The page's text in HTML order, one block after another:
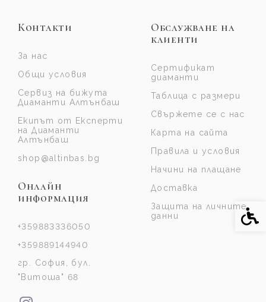
Контакти
За нас
Общи условия
Сервиз на бижута
Диаманти Алтънбаш
Екипът от Експерти
на Диаманти
Алтънбаш
shop@altinbas.bg
Онлайн
информация
+359883336050
+359889144940
гр. София, бул.
"Витоша" 68
Обслужване на
клиенти
Сертификат
диаманти
Таблица с размери
Свържете се с нас
Карта на сайта
Правила и условия
Начини на плащане
Доставка
Защита на личните
данни